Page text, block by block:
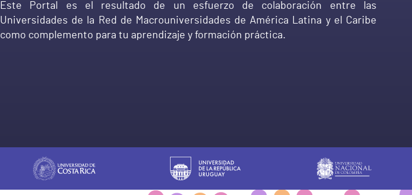
Este Portal es el resultado de un esfuerzo de colaboración entre las
Universidades de la Red de Macrouniversidades de América Latina y el Caribe
como complemento para tu aprendizaje y formación práctica.